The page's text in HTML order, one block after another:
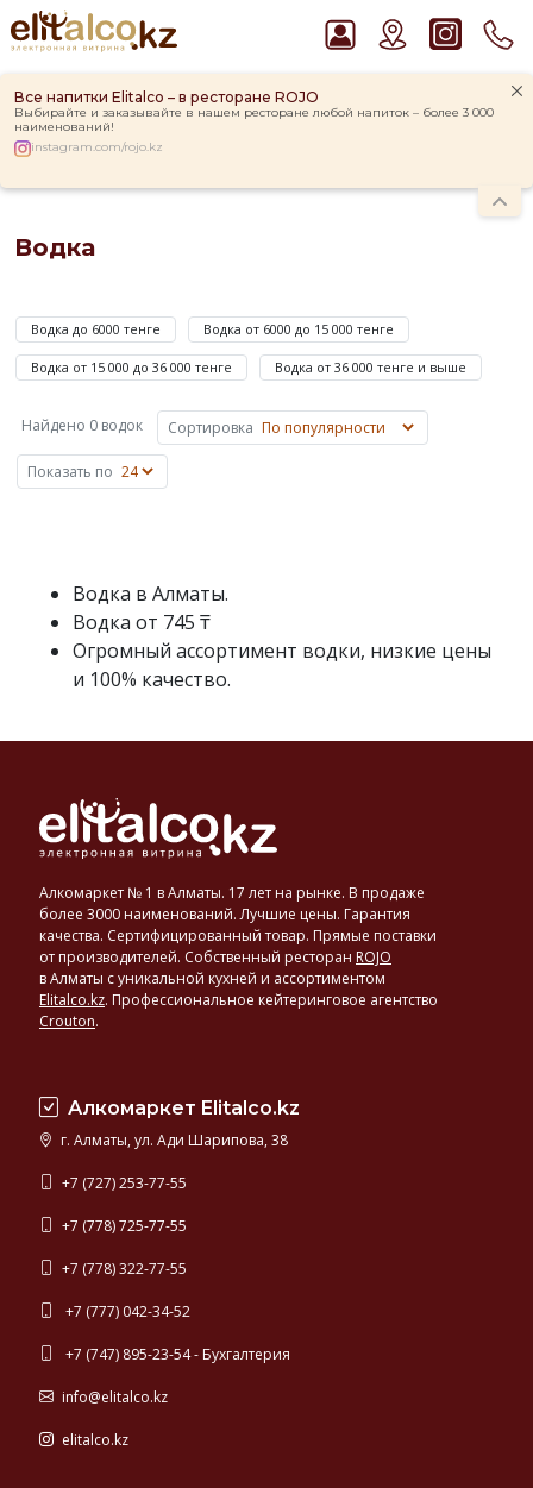
Все напитки Elitalco – в ресторане ROJO
Выбирайте и заказывайте в нашем ресторане любой напиток – более 3 000
наименований!
instagram.com/rojo.kz
Водка Smirnoff Red Vodka 37,5%
Виски Talisker 10 YO Malt 45,8% in Box
Пиво Guinness Draught 4,2% Can
Водка
крепкий
алкогольный
напиток,
путем
смешивания
ректифицированного
исправленной
достижения
нужной
Основными
производителями
экспортерами
водки
являются
такие
страны,
как
США,
Финляндия,
Германия.
качественная
мира
представлена
данном
каталога.
Водка до 6000 тенге Водка от 6000 до 15 000 тенге
Водка от 15 000 до 36 000 тенге Водка от 36 000 тенге и выше
Найдено 0 водок Сортировка
Показать по
Водка в Алматы.
Водка от 745 ₸
Огромный ассортимент водки, низкие цены
и 100% качество.
Алкомаркет № 1 в Алматы. 17 лет на рынке. В продаже
более 3000 наименований. Лучшие цены. Гарантия
качества. Сертифицированный товар. Прямые поставки
от производителей. Собственный ресторан ROJO
в Алматы с уникальной кухней и ассортиментом
Elitalco.kz. Профессиональное кейтеринговое агентство
Crouton.
Алкомаркет Elitalco.kz
г. Алматы, ул. Ади Шарипова, 38
+7 (727) 253-77-55
+7 (778) 725-77-55
+7 (778) 322-77-55
+7 (777) 042-34-52
+7 (747) 895-23-54 - Бухгалтерия
info@elitalco.kz
elitalco.kz